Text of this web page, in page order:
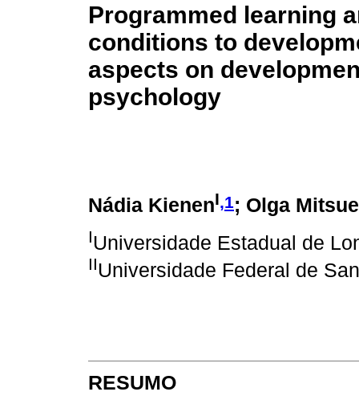
Programmed learning
conditions to
aspects on
psychology
Nádia KienenI,1; Olga
IUniversidade Estadual de
IIUniversidade Federal de
RESUMO